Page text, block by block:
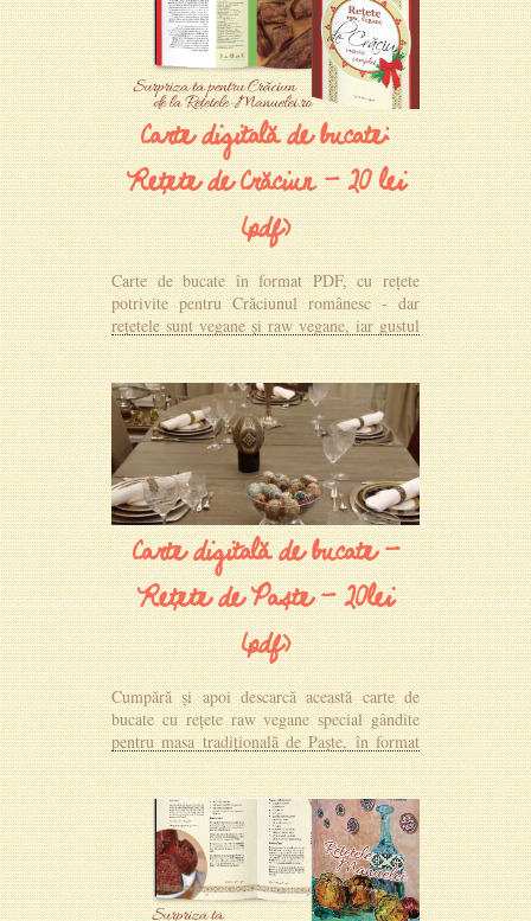
Carte digitală de bucate:
Rețete de Crăciun - 20 lei
(pdf)
Carte de bucate în format PDF, cu rețete
potrivite pentru Crăciunul românesc - dar
rețetele sunt vegane și raw vegane, iar gustul
e cu adevărat de sărbătoare!
MAI MULTE DETALII
Carte digitală de bucate -
Rețete de Paște - 20lei
(pdf)
Cumpără și apoi descarcă această carte de
bucate cu rețete raw vegane special gândite
pentru masa tradițională de Paște, în format
PDF.
MAI MULTE DETALII